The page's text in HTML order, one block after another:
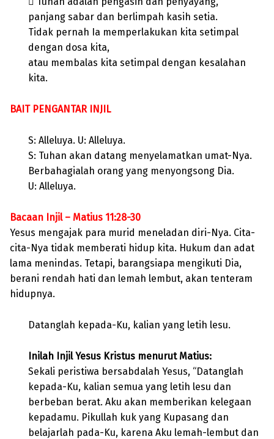
panjang sabar dan berlimpah kasih setia.
Tidak pernah Ia memperlakukan kita setimpal
dengan dosa kita,
atau membalas kita setimpal dengan kesalahan
kita.
BAIT PENGANTAR INJIL
S: Alleluya. U: Alleluya.
S: Tuhan akan datang menyelamatkan umat-Nya.
Berbahagialah orang yang menyongsong Dia.
U: Alleluya.
Bacaan Injil – Matius 11:28-30
Yesus mengajak para murid meneladan diri-Nya. Cita-
cita-Nya tidak memberati hidup kita. Hukum dan adat
lama menindas. Tetapi, barangsiapa mengikuti Dia,
berani rendah hati dan lemah lembut, akan tenteram
hidupnya.
Datanglah kepada-Ku, kalian yang letih lesu.
Inilah Injil Yesus Kristus menurut Matius:
Sekali peristiwa bersabdalah Yesus, “Datanglah
kepada-Ku, kalian semua yang letih lesu dan
berbeban berat. Aku akan memberikan kelegaan
kepadamu. Pikullah kuk yang Kupasang dan
belajarlah pada-Ku, karena Aku lemah-lembut dan